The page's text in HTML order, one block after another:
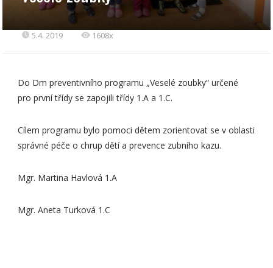
5.4. 2019 1608x
Do Dm preventivního programu „Veselé zoubky“ určené
pro první třídy se zapojili třídy 1.A a 1.C.
Cílem programu bylo pomoci dětem zorientovat se v oblasti
správné péče o chrup dětí a prevence zubního kazu.
Mgr. Martina Havlová 1.A
Mgr. Aneta Turková 1.C